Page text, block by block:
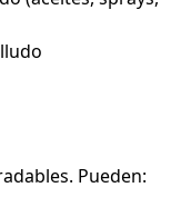
Pueden: